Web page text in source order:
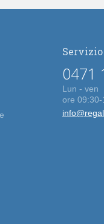
0471
Lun - ven
ore 09:30-